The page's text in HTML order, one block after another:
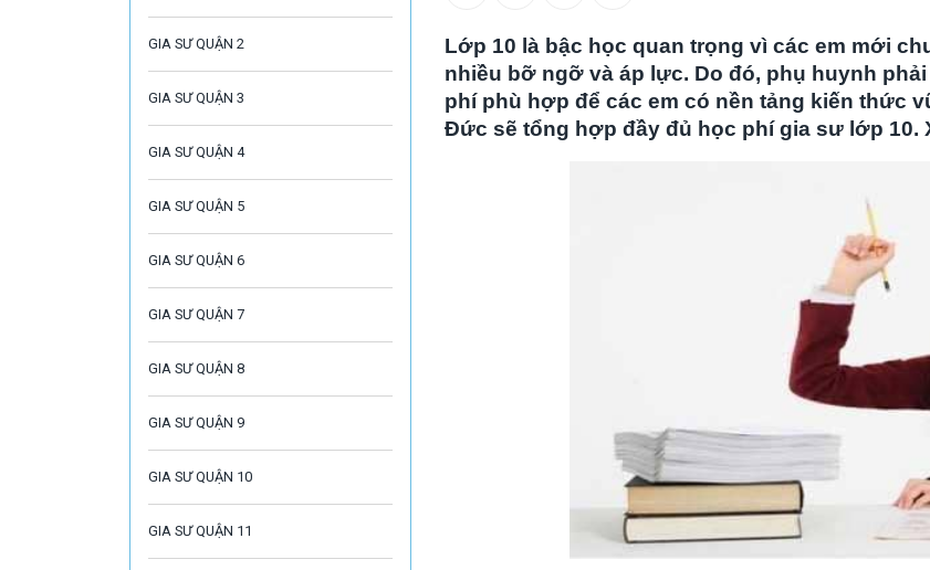
GIA SƯ QUẬN 2
GIA SƯ QUẬN 3
GIA SƯ QUẬN 4
GIA SƯ QUẬN 5
GIA SƯ QUẬN 6
GIA SƯ QUẬN 7
GIA SƯ QUẬN 8
GIA SƯ QUẬN 9
GIA SƯ QUẬN 10
GIA SƯ QUẬN 11
Lớp 10 là bậc học quan trọng vì các em mới
nhiều bỡ ngỡ và áp lực. Do đó, phụ huynh
phí phù hợp để các em có nền tảng kiến thức
Đức sẽ tổng hợp đầy đủ học phí gia sư lớp